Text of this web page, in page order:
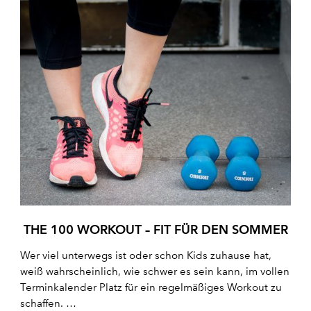
THE 100 WORKOUT – FIT FÜR DEN SOMMER
Wer viel unterwegs ist oder schon Kids zuhause hat,
weiß wahrscheinlich, wie schwer es sein kann, im vollen
Terminkalender Platz für ein regelmäßiges Workout zu
schaffen. …